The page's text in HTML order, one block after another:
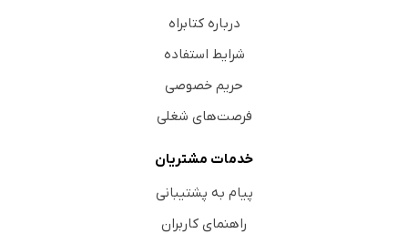
درباره کتابراه
شرایط استفاده
حریم خصوصی
فرصت‌های شغلی
خدمات مشتریان
پیام به پشتیبانی
راهنمای کاربران